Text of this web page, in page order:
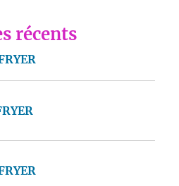
récents